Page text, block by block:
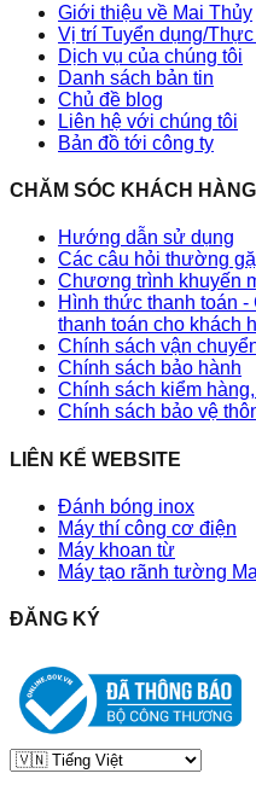
Giới thiệu về Mai Thủy
Vị trí Tuyển dụng/
Dịch vụ của chúng tôi
Danh sách bản tin
Chủ đề blog
Liên hệ với chúng tôi
Bản đồ tới công ty
CHĂM SÓC KHÁCH HÀNG
Hướng dẫn sử dụng
Các câu hỏi thường
Chương trình khuyến
Hình thức thanh toán
thanh toán cho khách
Chính sách vận
Chính sách bảo hành
Chính sách kiểm
Chính sách bảo vệ
LIÊN KẾ WEBSITE
Đánh bóng inox
Máy thí công cơ điện
Máy khoan từ
Máy tạo rãnh tường
ĐĂNG KÝ